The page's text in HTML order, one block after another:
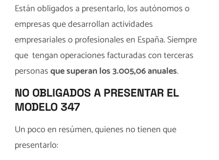
Están obligados a presentarlo, los autónomos o
empresas que desarrollan actividades
empresariales o profesionales en España. Siempre
que tengan operaciones facturadas con terceras
personasque superan los 3.005,06 anuales.
NO OBLIGADOS A PRESENTAR EL
MODELO 347
Un poco en resúmen, quienes no tienen que
presentarlo: